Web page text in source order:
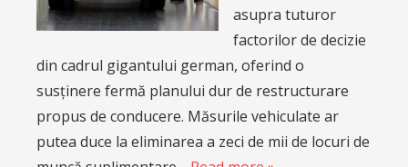
asupra tuturor
factorilor de decizie
din cadrul gigantului german, oferind o
susținere fermă planului dur de restructurare
propus de conducere. Măsurile vehiculate ar
putea duce la eliminarea a zeci de mii de locuri de